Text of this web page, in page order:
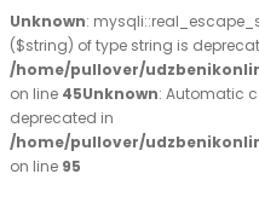
Unknown:
($string) of type string is
/home/pullover/
on line 45Unknown: Automatic
deprecated in
/home/pullover/
on line 95